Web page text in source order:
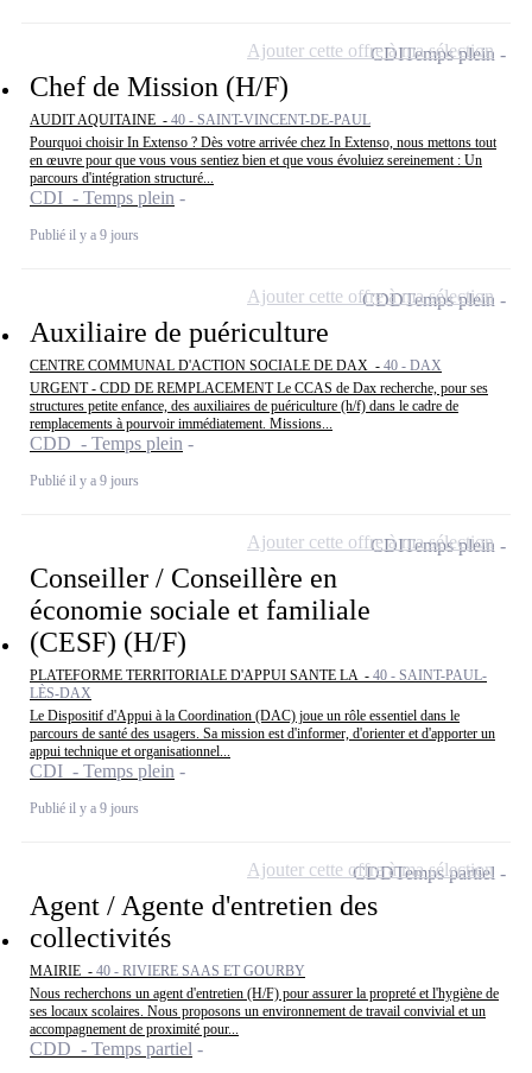
Chef de Mission (H/F)
AUDIT AQUITAINE - 40 - SAINT-VINCENT-DE-PAUL
Pourquoi choisir In Extenso ? Dès votre arrivée chez In Extenso, nous mettons tout
en œuvre pour que vous vous sentiez bien et que vous évoluiez sereinement : Un
parcours d'intégration structuré...
CDI - Temps plein
Publié il y a 9 jours
CDITemps plein
Ajouter cette offre à ma sélection
Auxiliaire de puériculture
CENTRE COMMUNAL D'ACTION SOCIALE DE DAX - 40 - DAX
URGENT - CDD DE REMPLACEMENT Le CCAS de Dax recherche, pour ses
structures petite enfance, des auxiliaires de puériculture (h/f) dans le cadre de
remplacements à pourvoir immédiatement. Missions...
CDD - Temps plein
Publié il y a 9 jours
CDDTemps plein
Ajouter cette offre à ma sélection
Conseiller / Conseillère en
économie sociale et familiale
(CESF) (H/F)
PLATEFORME TERRITORIALE D'APPUI SANTE LA - 40 - SAINT-PAUL-
LÈS-DAX
Le Dispositif d'Appui à la Coordination (DAC) joue un rôle essentiel dans le
parcours de santé des usagers. Sa mission est d'informer, d'orienter et d'apporter un
appui technique et organisationnel...
CDI - Temps plein
Publié il y a 9 jours
CDITemps plein
Ajouter cette offre à ma sélection
Agent / Agente d'entretien des
collectivités
MAIRIE - 40 - RIVIERE SAAS ET GOURBY
Nous recherchons un agent d'entretien (H/F) pour assurer la propreté et l'hygiène de
ses locaux scolaires. Nous proposons un environnement de travail convivial et un
accompagnement de proximité pour...
CDD - Temps partiel
CDDTemps partiel
Ajouter cette offre à ma sélection